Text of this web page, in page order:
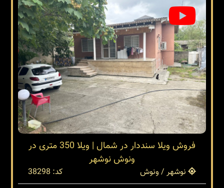
فروش ویلا سنددار در شمال | ویلا 350 متری در
ونوش نوشهر
نوشهر / ونوش
کد: 38298